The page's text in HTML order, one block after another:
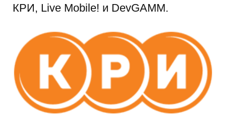
КРИ, Live Mobile! и DevGAMM.